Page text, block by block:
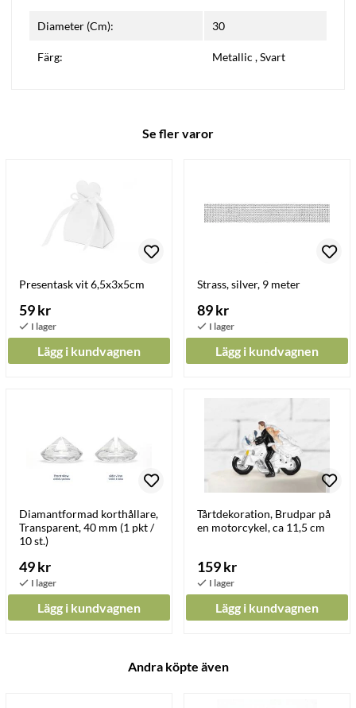
Diameter (Cm): 30
Färg: Metallic ,Svart
Se fler varor
Presentask vit 6,5x3x5cm
59 kr
Lägg i kundvagnen
Strass, silver, 9 meter
89 kr
Lägg i kundvagnen
Diamantformad korthållare,
Transparent, 40 mm (1 pkt /
10 st.)
49 kr
Lägg i kundvagnen
Tårtdekoration, Brudpar på
en motorcykel, ca 11,5 cm
159 kr
Lägg i kundvagnen
Andra köpte även